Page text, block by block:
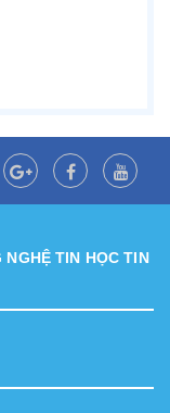
TIN HỌC TIN